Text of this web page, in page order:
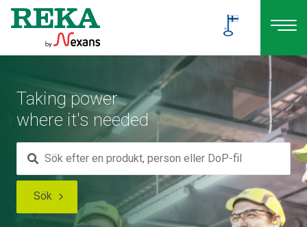
Taking power
where it's needed
Sök